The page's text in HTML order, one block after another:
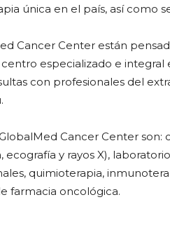
única en el país, así como
Cancer Center están
especializado e integral
con profesionales del
Cancer Center
y rayos X),
quimioterapia,
farmacia oncológica.